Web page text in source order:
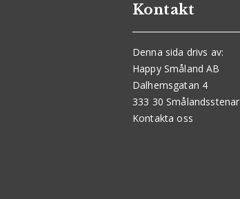
Kontakt
Denna sida drivs av:
Happy Småland AB
Dalhemsgatan 4
333 30 Smålandsstenar
Kontakta oss